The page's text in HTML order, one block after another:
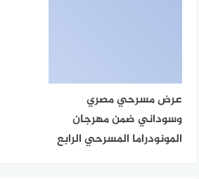
عرض مسرحي مصري
وسوداني ضمن مهرجان
المونودراما المسرحي الرابع